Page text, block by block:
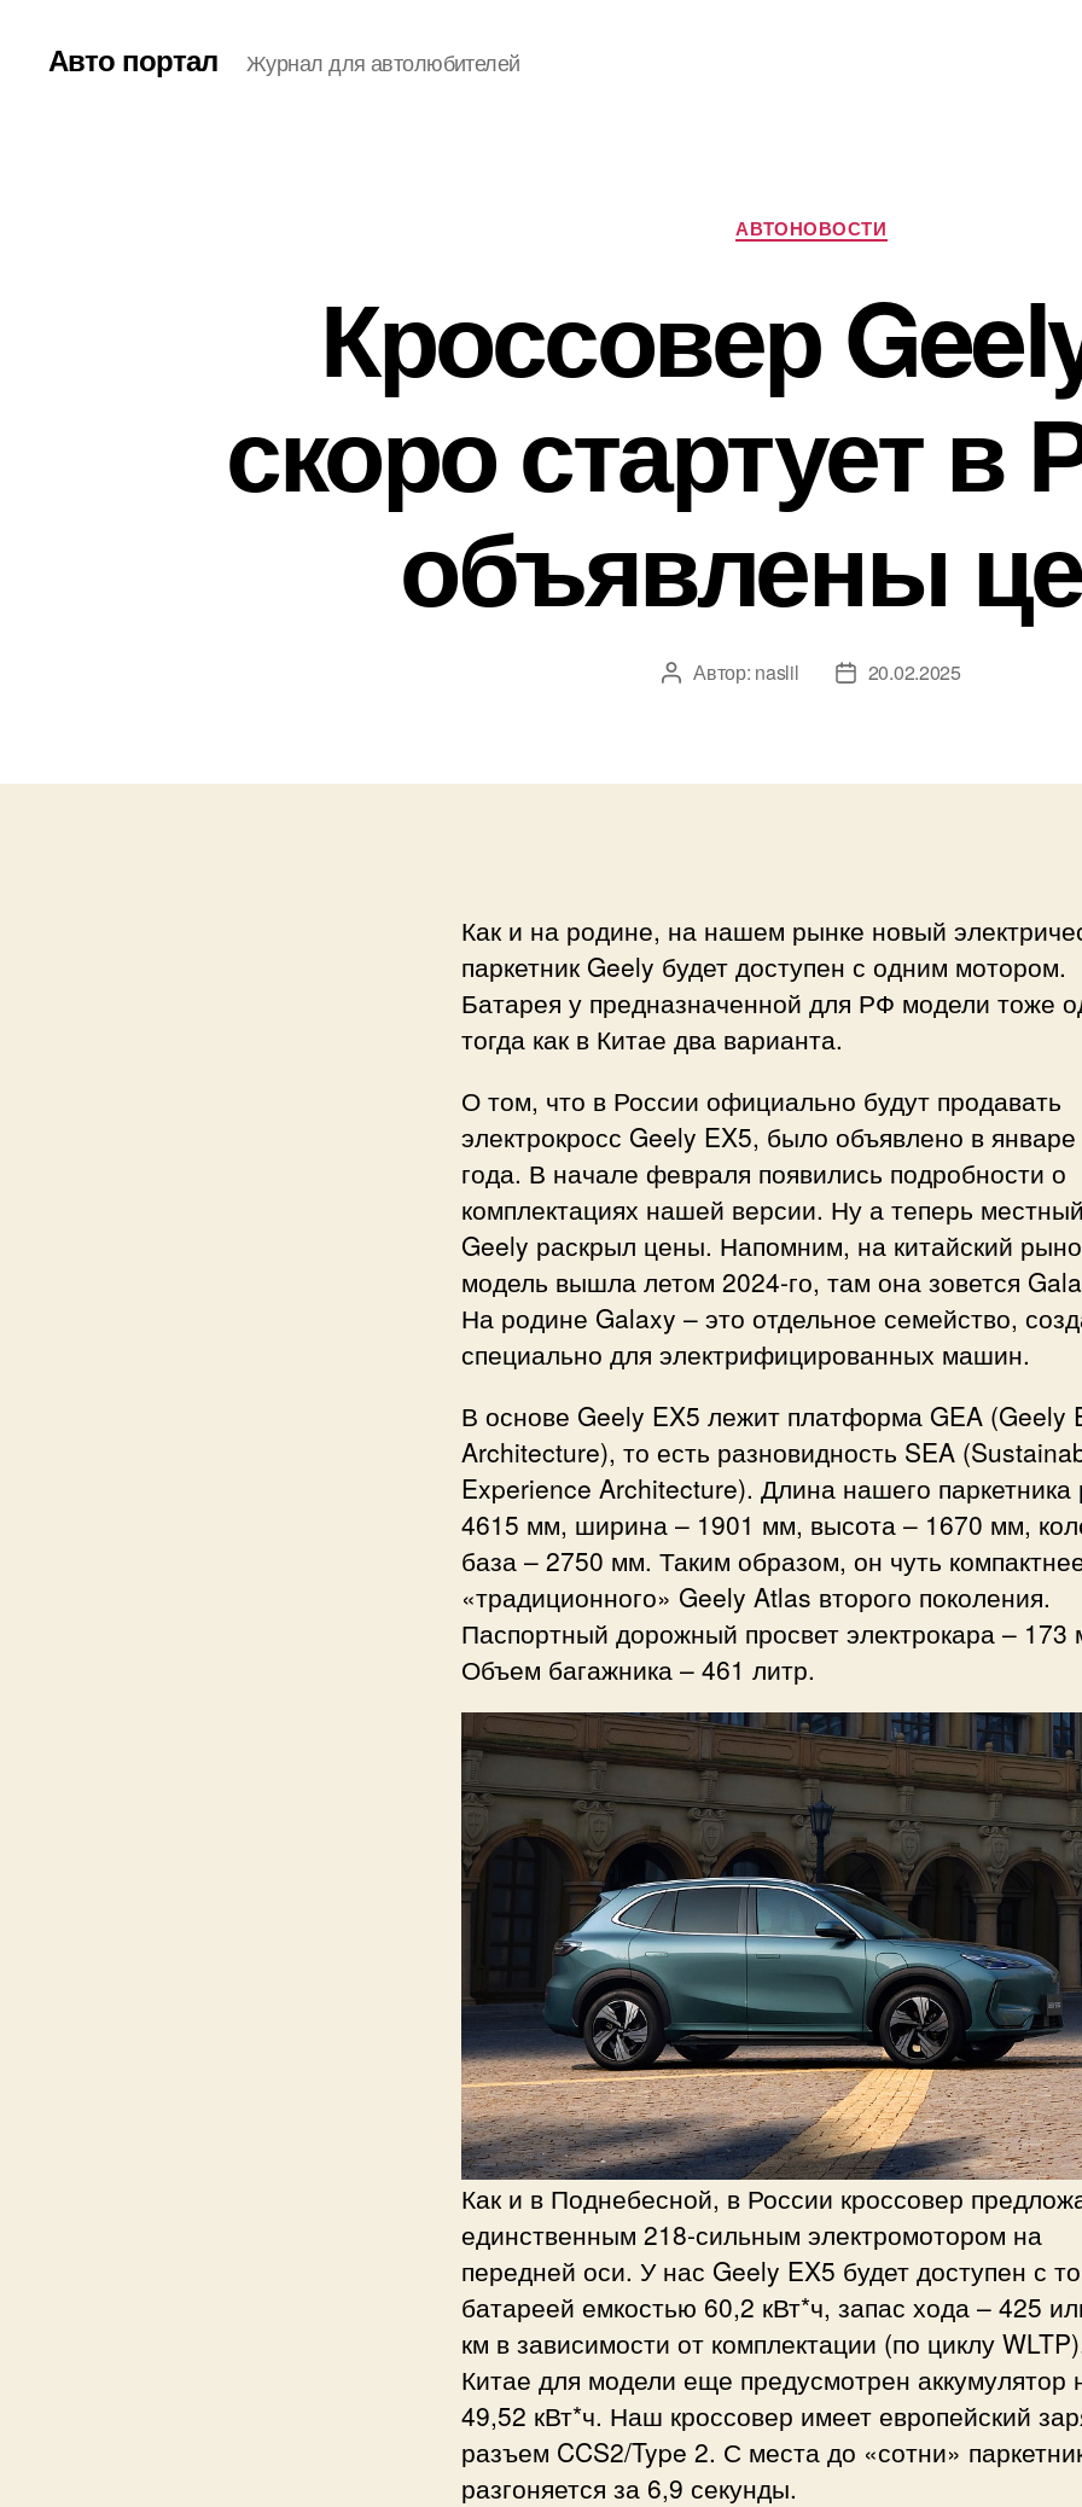
Авто портал Журнал для автолюбителей
Рубрики
АВТОНОВОСТИ
Кроссовер
скоро стартует в
объявлены
Автор
Автор: naslil
Дата20.02.2025
Как и на родине, на нашем рынке новый
паркетник Geely будет доступен с одним мотором.
Батарея у предназначенной для РФ модели тоже
тогда как в Китае два варианта.
О том, что в России официально будут продавать
электрокросс Geely EX5, было объявлено в январе
года. В начале февраля появились подробности о
комплектациях нашей версии. Ну а теперь
Geely раскрыл цены. Напомним, на китайский
модель вышла летом 2024-го, там она зовется
На родине Galaxy – это отдельное семейство,
специально для электрифицированных машин.
В основе Geely EX5 лежит платформа GEA (Geely
Architecture), то есть разновидность SEA
Experience Architecture). Длина нашего паркетника
4615 мм, ширина – 1901 мм, высота – 1670 мм,
база – 2750 мм. Таким образом, он чуть
«традиционного» Geely Atlas второго поколения.
Паспортный дорожный просвет электрокара – 173
Объем багажника – 461 литр.
Как и в Поднебесной, в России кроссовер
единственным 218-сильным электромотором на
передней оси. У нас Geely EX5 будет доступен с
батареей емкостью 60,2 кВт*ч, запас хода – 425
км в зависимости от комплектации (по циклу
Китае для модели еще предусмотрен аккумулятор
49,52 кВт*ч. Наш кроссовер имеет европейский
разъем CCS2/Type 2. С места до «сотни»
разгоняется за 6,9 секунды.